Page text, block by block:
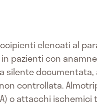
elencati al
pazienti con
controllata.
o attacchi ischemici